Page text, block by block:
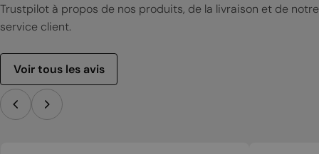
Trustpilot à propos de nos produits, de la livraison et de notre
service client.
Voir tous les avis